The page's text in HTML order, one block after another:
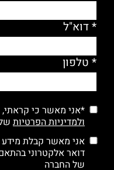
* דוא"ל
* טלפון
*אני מאשר כי קראתי,
ולמדיניות הפרטיות
אני מאשר קבלת מידע
דואר אלקטרוני
של החברה